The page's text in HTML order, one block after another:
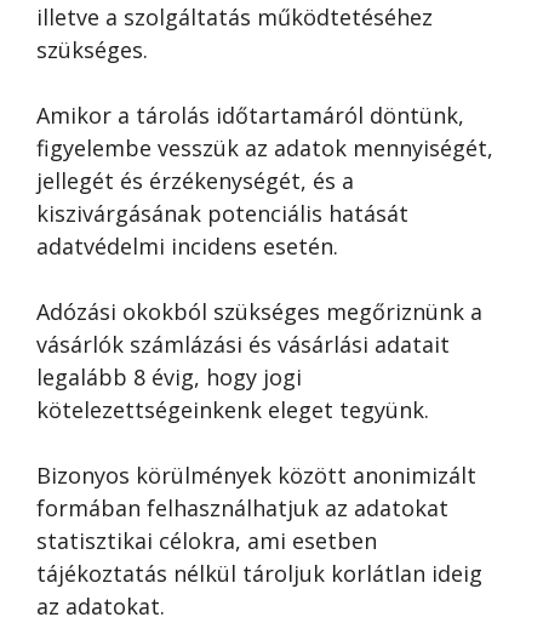
illetve a szolgáltatás működtetéséhez
szükséges.
Amikor a tárolás időtartamáról döntünk,
figyelembe vesszük az adatok mennyiségét,
jellegét és érzékenységét, és a
kiszivárgásának potenciális hatását
adatvédelmi incidens esetén.
Adózási okokból szükséges megőriznünk a
vásárlók számlázási és vásárlási adatait
legalább 8 évig, hogy jogi
kötelezettségeinkenk eleget tegyünk.
Bizonyos körülmények között anonimizált
formában felhasználhatjuk az adatokat
statisztikai célokra, ami esetben
tájékoztatás nélkül tároljuk korlátlan ideig
az adatokat.